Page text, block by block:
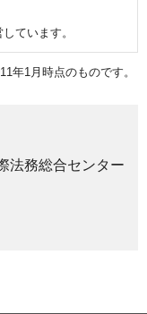
ています。
年1月時点のものです。
法務総合センター